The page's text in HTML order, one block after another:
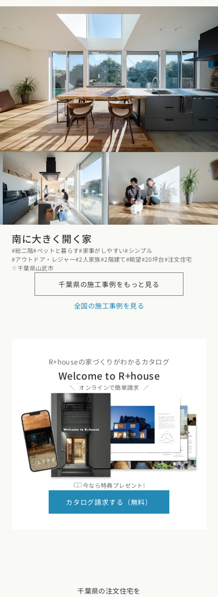
南に大きく開く家
#総二階#ペットと暮らす#家事がしやすい#シンプル
#アウトドア・レジャー#2人家族#2階建て#眺望#20坪台#注文住宅
千葉県山武市
千葉県の施工事例をもっと見る
全国の施工事例を見る
R+houseの家づくりがわかるカタログ
Welcome to R+house
オンラインで簡単請求
今なら特典プレゼント!
カタログ請求する（無料）
千葉県の注文住宅を